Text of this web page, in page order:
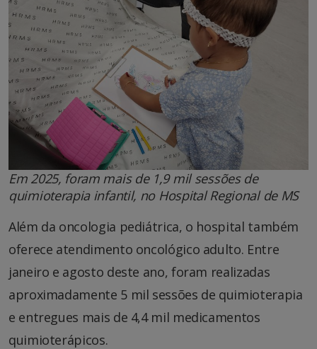
Em 2025, foram mais de 1,9 mil sessões de
quimioterapia infantil, no Hospital Regional de MS
Além da oncologia pediátrica, o hospital também
oferece atendimento oncológico adulto. Entre
janeiro e agosto deste ano, foram realizadas
aproximadamente 5 mil sessões de quimioterapia
e entregues mais de 4,4 mil medicamentos
quimioterápicos.